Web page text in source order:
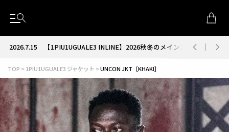
2026.7.15【1PIU1UGUALE3 INLINE】2026秋冬のメインコレクションが
TOP 1PIU1UGUALE3 ジャケット UNCON JKT［KHAKI］